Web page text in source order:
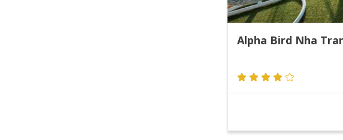
Alpha Bird Nha